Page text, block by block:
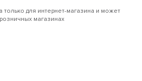
только для интернет-магазина и может
магазинах